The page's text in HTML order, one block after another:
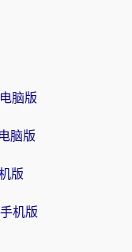
脑版
脑版
版
机版